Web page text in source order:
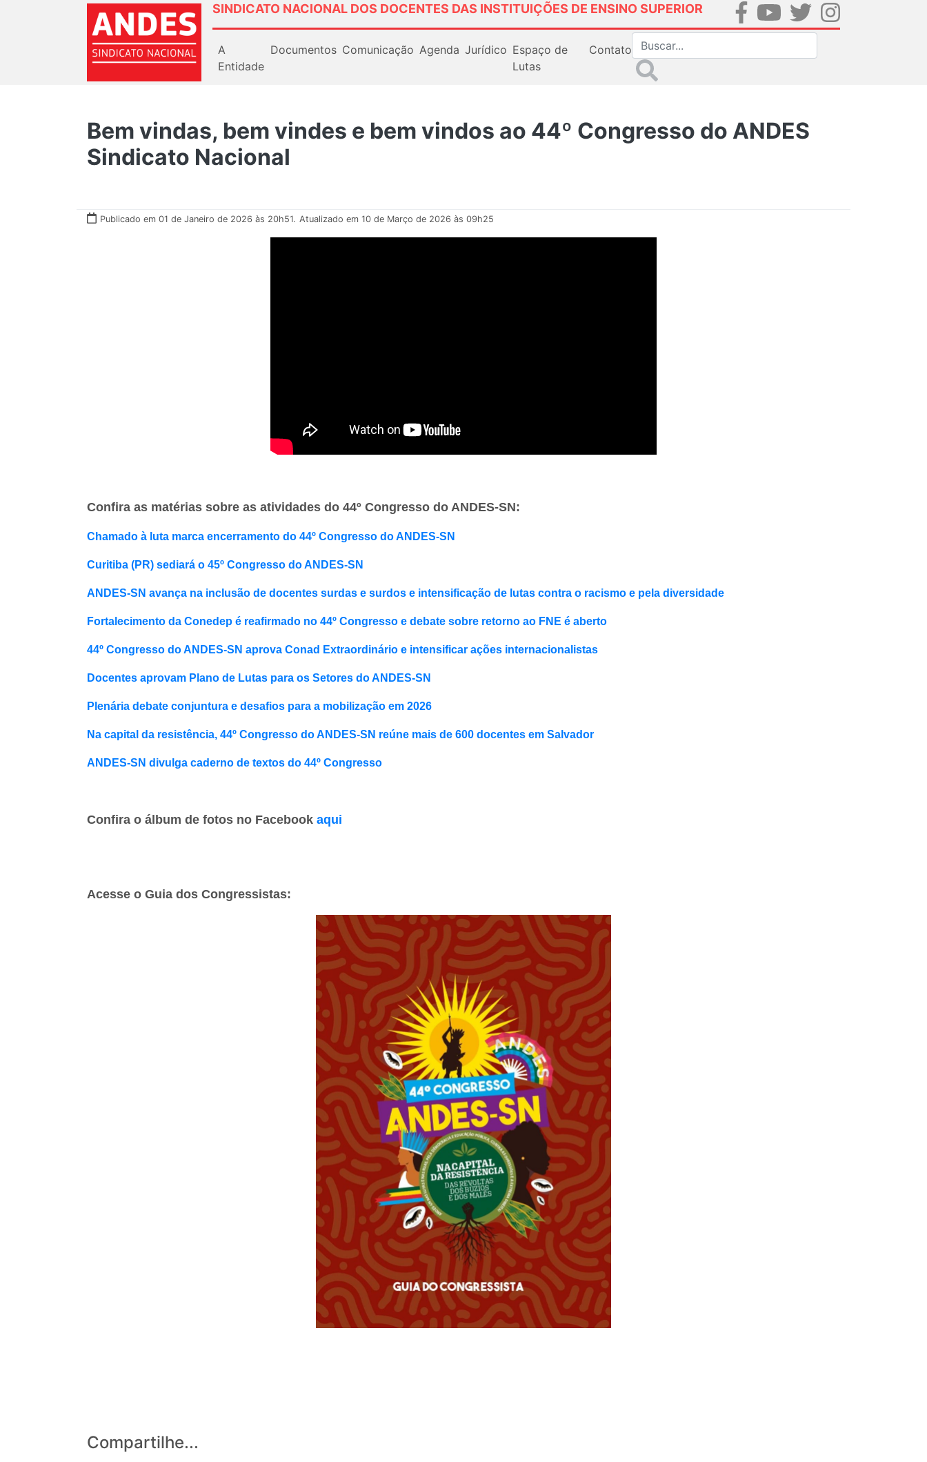
SINDICATO NACIONAL DOS DOCENTES DAS INSTITUIÇÕES DE ENSINO SUPERIOR
A
Entidade
Documentos Comunicação Agenda Jurídico Espaço de
Lutas
Contato
Bem vindas, bem vindes e bem vindos ao 44º Congresso do ANDES
Sindicato Nacional
Publicado em 01 de Janeiro de 2026 às 20h51. Atualizado em 10 de Março de 2026 às 09h25
Confira as matérias sobre as atividades do 44º Congresso do ANDES-SN:
Chamado à luta marca encerramento do 44º Congresso do ANDES-SN
Curitiba (PR) sediará o 45º Congresso do ANDES-SN
ANDES-SN avança na inclusão de docentes surdas e surdos e intensificação de lutas contra o racismo e pela diversidade
Fortalecimento da Conedep é reafirmado no 44º Congresso e debate sobre retorno ao FNE é aberto
44º Congresso do ANDES-SN aprova Conad Extraordinário e intensificar ações internacionalistas
Docentes aprovam Plano de Lutas para os Setores do ANDES-SN
Plenária debate conjuntura e desafios para a mobilização em 2026
Na capital da resistência, 44º Congresso do ANDES-SN reúne mais de 600 docentes em Salvador
ANDES-SN divulga caderno de textos do 44º Congresso
Confira o álbum de fotos no Facebook aqui
Acesse o Guia dos Congressistas:
Compartilhe...